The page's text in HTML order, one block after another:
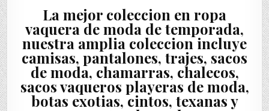
La mejor coleccion en ropa
vaquera de moda de temporada,
nuestra amplia coleccion incluye
camisas, pantalones, trajes, sacos
de moda, chamarras, chalecos,
sacos vaqueros playeras de moda,
botas exotias, cintos, texanas y